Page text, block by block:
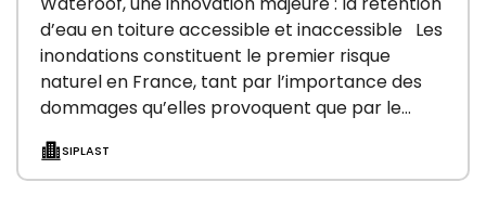
d’eau en toiture accessible et inaccessible Les
inondations constituent le premier risque
naturel en France, tant par l’importance des
dommages qu’elles provoquent que par le
SIPLAST